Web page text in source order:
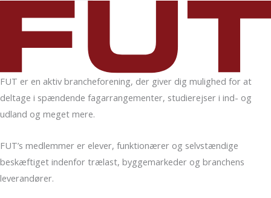
FUT er en aktiv branche­forening, der giver dig mulighed for at
deltage i spændende fag­arrangementer, studierejser i ind- og
udland og meget mere.
FUT’s medlemmer er elever, funktionærer og selvstændige
beskæftiget indenfor trælast, bygge­markeder og bran­chens
leverandører.